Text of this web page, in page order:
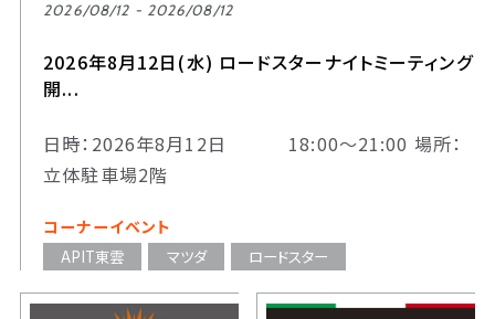
2026/08/12 - 2026/08/12
2026年8月12日(水) ロードスターナイトミーティング
開...
日時：2026年8月12日 18:00～21:00 場所：
立体駐車場2階
コーナーイベント
APIT東雲
マツダ ロードスター